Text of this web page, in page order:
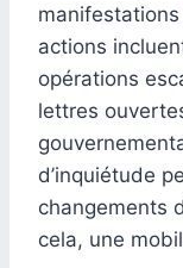
actions
opérations
lettres
d’inquiétude
changements
cela, une